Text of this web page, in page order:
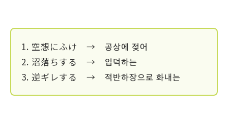
1. 空想にふけ → 공상에 젖어
2. 沼落ちする → 입덕하는
3. 逆ギレする → 적반하장으로 화내는